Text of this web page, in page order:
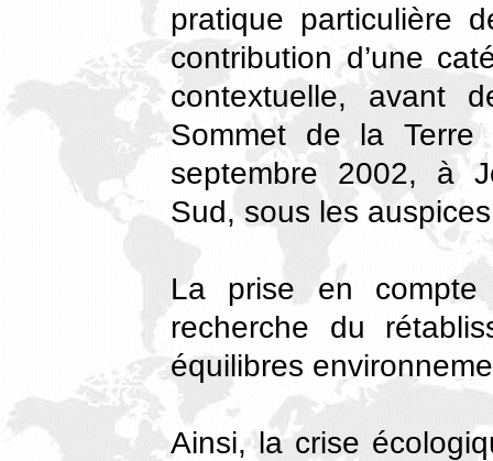
pratique particulière
contribution d’une
contextuelle, avant
Sommet de la
septembre 2002, à
Sud, sous les
La prise en compte
recherche du
équilibres
Ainsi, la crise